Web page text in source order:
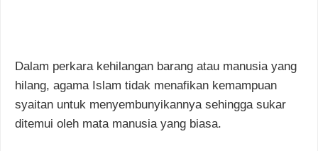
Dalam perkara kehilangan barang atau manusia yang
hilang, agama Islam tidak menafikan kemampuan
syaitan untuk menyembunyikannya sehingga sukar
ditemui oleh mata manusia yang biasa.